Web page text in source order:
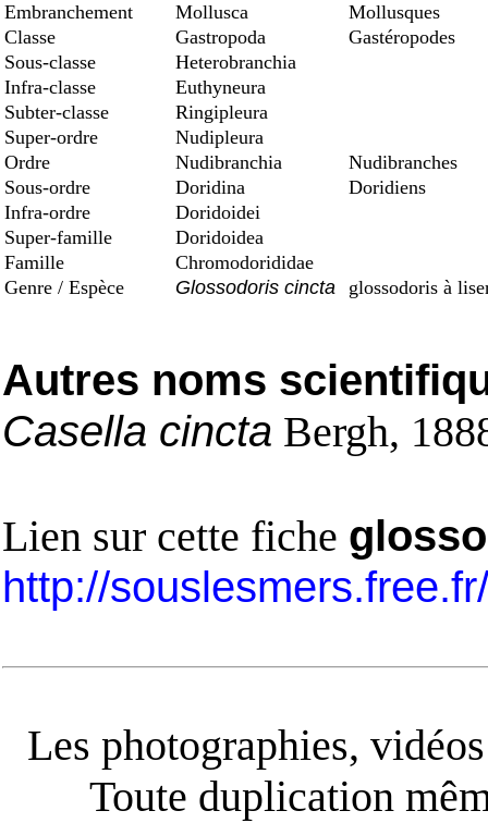
Embranchement
Mollusca
Mollusques
Classe
Gastropoda
Gastéropodes
Sous-classe
Heterobranchia
Infra-classe
Euthyneura
Subter-classe
Ringipleura
Super-ordre
Nudipleura
Ordre
Nudibranchia
Nudibranches
Sous-ordre
Doridina
Doridiens
Infra-ordre
Doridoidei
Super-famille
Doridoidea
Famille
Chromodorididae
Genre / Espèce
Glossodoris cincta glossodoris à
Autres noms
Casella cincta Bergh,
Lien sur cette fiche
http://
Les photographies,
Toute duplication